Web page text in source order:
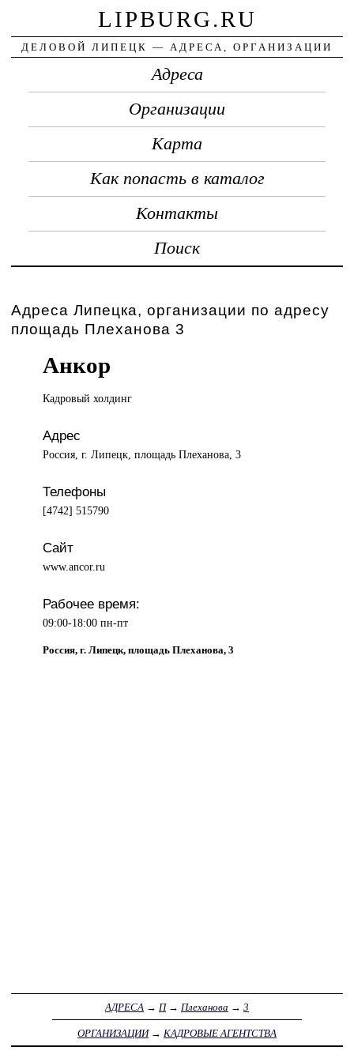
LIPBURG.RU
ДЕЛОВОЙ ЛИПЕЦК — АДРЕСА, ОРГАНИЗАЦИИ
Адреса
Организации
Карта
Как попасть в каталог
Контакты
Поиск
Адреса Липецка, организации по адресу
площадь Плеханова 3
Анкор
Кадровый холдинг
Адрес
Россия, г. Липецк, площадь Плеханова, 3
Телефоны
[4742] 515790
Сайт
www.ancor.ru
Рабочее время:
09:00-18:00 пн-пт
Россия, г. Липецк, площадь Плеханова, 3
АДРЕСА → П→ Плеханова → 3
ОРГАНИЗАЦИИ→ КАДРОВЫЕ АГЕНТСТВА